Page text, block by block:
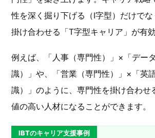
性を深く掘り下げる（I字型）だけで
掛け合わせる「T字型キャリア」が有効
例えば、「人事（専門性）」×「デー
識）」や、「営業（専門性）」×「英
識）」のように、専門性を掛け合わせ
値の高い人材になることができます。
IBTのキャリア支援事例